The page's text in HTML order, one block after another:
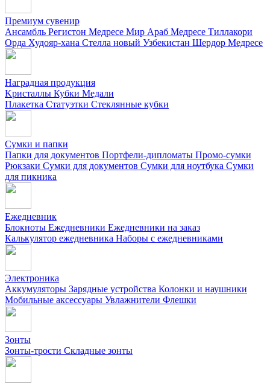
Премиум сувенир
Ансамбль Регистон Медресе Мир Араб Медресе Тиллакори
Орда Худояр-хана Стелла новый Узбекистан Шердор Медресе
Наградная продукция
Kристаллы Кубки Медали
Плакетка Статуэтки Стеклянные кубки
Сумки и папки
Папки для документов Портфели-дипломаты Промо-сумки
Рюкзаки Сумки для документов Сумки для ноутбука Сумки
для пикника
Ежедневник
Блокноты Ежедневники Ежедневники на заказ
Калькулятор ежедневника Наборы с ежедневниками
Электроника
Аккумуляторы Зарядные устройства Колонки и наушники
Мобильные аксессуары Увлажнители Флешки
Зонты
Зонты-трости Складные зонты